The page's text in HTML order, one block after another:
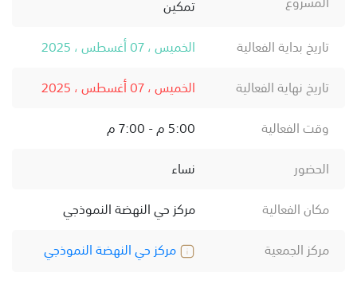
تاريخ بداية الفعالية
الخميس ، 07 أغسطس ، 2025
تاريخ نهاية الفعالية
الخميس ، 07 أغسطس ، 2025
وقت الفعالية
5:00 م - 7:00 م
الحضور
نساء
مكان الفعالية
مركز حي النهضة النموذجي
مركز الجمعية
مركز حي النهضة النموذجي